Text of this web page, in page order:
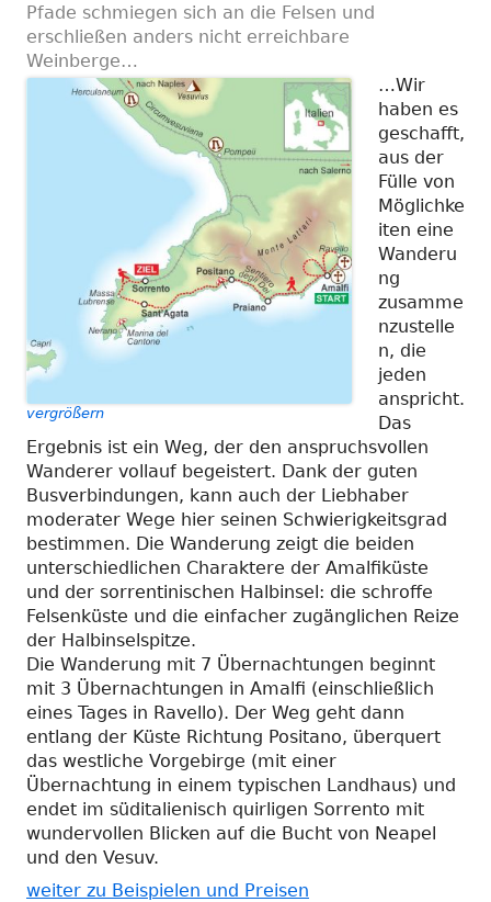
Pfade schmiegen sich an die Felsen und
erschließen anders nicht erreichbare
Weinberge…
vergrößern
…Wir
haben es
geschafft,
aus der
Fülle von
Möglichke
iten eine
Wanderu
ng
zusamme
nzustelle
n, die
jeden
anspricht.
Das
Ergebnis ist ein Weg, der den anspruchsvollen
Wanderer vollauf begeistert. Dank der guten
Busverbindungen, kann auch der Liebhaber
moderater Wege hier seinen Schwierigkeitsgrad
bestimmen. Die Wanderung zeigt die beiden
unterschiedlichen Charaktere der Amalfiküste
und der sorrentinischen Halbinsel: die schroffe
Felsenküste und die einfacher zugänglichen Reize
der Halbinselspitze.
Die Wanderung mit 7 Übernachtungen beginnt
mit 3 Übernachtungen in Amalfi (einschließlich
eines Tages in Ravello). Der Weg geht dann
entlang der Küste Richtung Positano, überquert
das westliche Vorgebirge (mit einer
Übernachtung in einem typischen Landhaus) und
endet im süditalienisch quirligen Sorrento mit
wundervollen Blicken auf die Bucht von Neapel
und den Vesuv.
weiter zu Beispielen und Preisen